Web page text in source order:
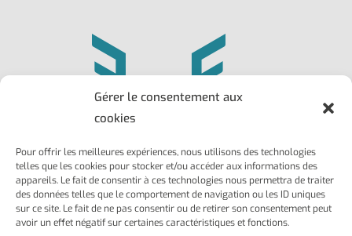
Gérer le consentement aux
cookies
Pour offrir les meilleures expériences, nous utilisons des technologies
telles que les cookies pour stocker et/ou accéder aux informations des
appareils. Le fait de consentir à ces technologies nous permettra de traiter
des données telles que le comportement de navigation ou les ID uniques
sur ce site. Le fait de ne pas consentir ou de retirer son consentement peut
avoir un effet négatif sur certaines caractéristiques et fonctions.
Philippe
Larroque
Marseille 13004
06 22 03 41 88
Frédéric
Ailhaud
Marseille 13002
06 37 75 72 05